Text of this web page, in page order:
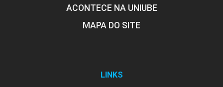
EXTENSÃOACONTECE NA UNIUBE
MAPA DO SITE
LINKS